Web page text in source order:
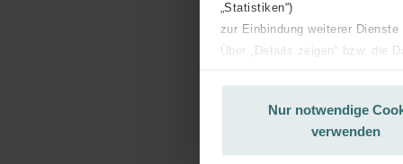
„Statistiken“)
zur Einbindung weiterer
Über „Details zeigen“ bzw. die
basierend auf Ihren Interessen
Datenschutzerklärung widerrufen.
Nur notwendige
verwenden